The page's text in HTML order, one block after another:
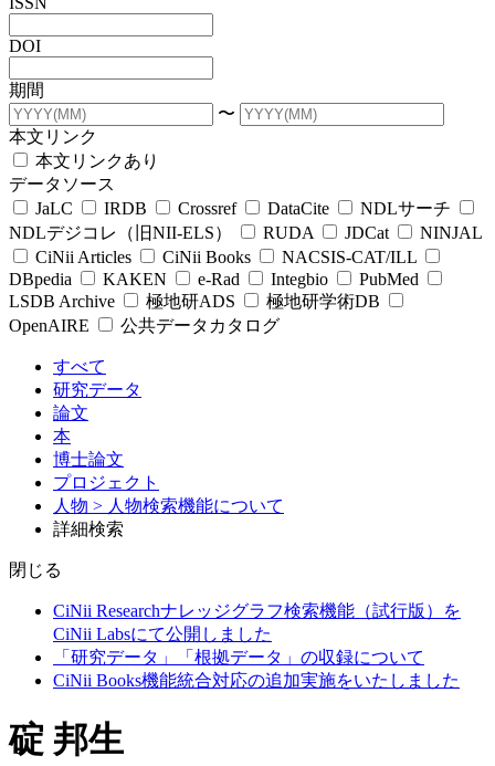
DOI
期間
〜
本文リンク
本文リンクあり
データソース
JaLC
IRDB Crossref DataCite
NDLサーチ
NDLデジコレ（旧NII-ELS）
RUDA JDCat
NINJAL
CiNii Articles
CiNii Books
NACSIS-CAT/ILL
DBpedia
KAKEN e-Rad Integbio
PubMed
LSDB Archive
極地研ADS
極地研学術DB
OpenAIRE
公共データカタログ
すべて
研究データ
論文
本
博士論文
プロジェクト
人物 > 人物検索機能について
詳細検索
閉じる
CiNii Researchナレッジグラフ検索機能（試行版）を
CiNii Labsにて公開しました
「研究データ」「根拠データ」の収録について
CiNii Books機能統合対応の追加実施をいたしました
碇 邦生